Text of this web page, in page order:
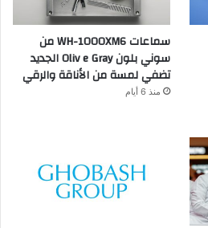
سماعات WH-1000XM6 من
سوني بلون Oliv e Gray الجديد
تضفي لمسة من الأناقة والرقي
منذ 6 أيام